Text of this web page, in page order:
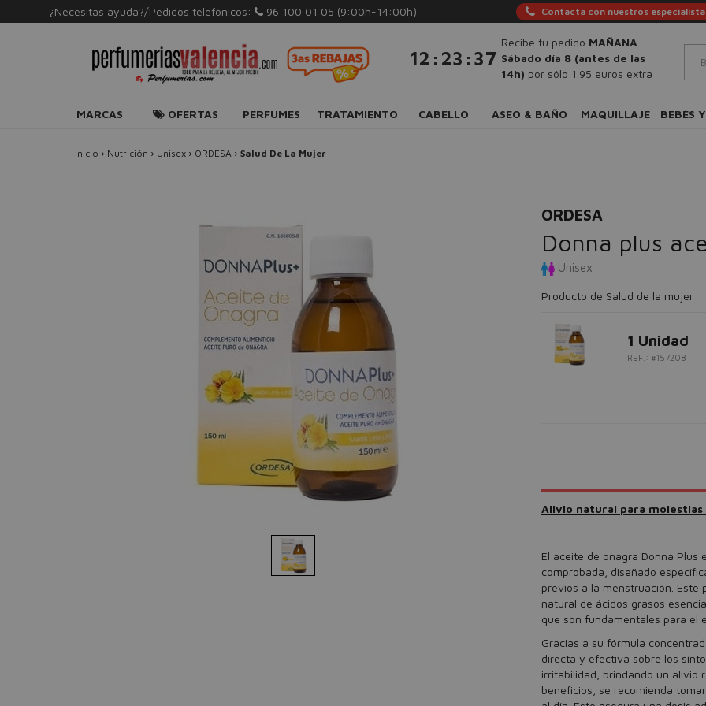
¿Necesitas ayuda?/Pedidos telefónicos: 96 100 01 05 (9:00h-14:00h) Contacta con nuestros
12 : 23 :37
Recibe tu pedido MAÑANA
Sábado día 8 (antes de las
14h) por sólo 1.95 euros extra
MARCAS OFERTAS PERFUMES TRATAMIENTO CABELLO ASEO & BAÑO MAQUILLAJE BEBÉS
Inicio › Nutrición › Unisex › ORDESA › Salud De La Mujer
ORDESA
Donna plus
Unisex
Producto de Salud de la mujer
1 Unidad
REF.: #157208
Alivio natural para
El aceite de onagra Donna
comprobada, diseñado
previos a la menstruación.
natural de ácidos grasos
que son fundamentales para el
Gracias a su fórmula
directa y efectiva sobre los
irritabilidad, brindando un alivio
beneficios, se recomienda